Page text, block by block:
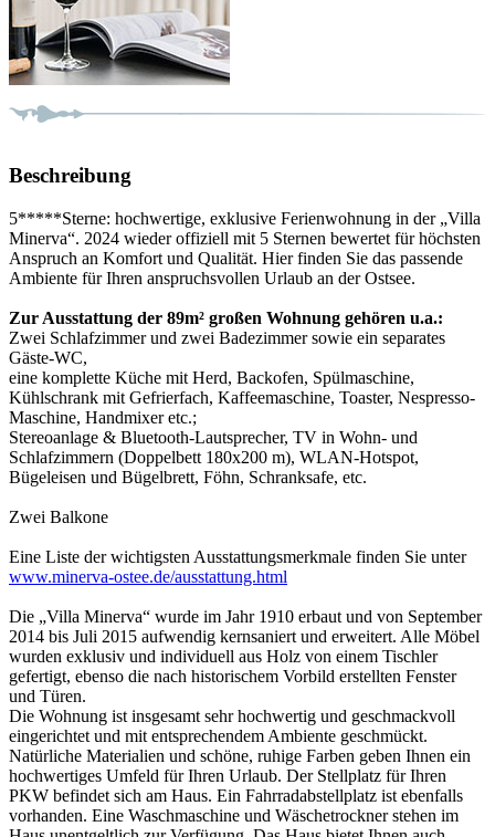
Beschreibung
5*****Sterne: hochwertige, exklusive Ferienwohnung in der „Villa
Minerva“. 2024 wieder offiziell mit 5 Sternen bewertet für höchsten
Anspruch an Komfort und Qualität. Hier finden Sie das passende
Ambiente für Ihren anspruchsvollen Urlaub an der Ostsee.
Zur Ausstattung der 89m² großen Wohnung gehören u.a.:
Zwei Schlafzimmer und zwei Badezimmer sowie ein separates
Gäste-WC,
eine komplette Küche mit Herd, Backofen, Spülmaschine,
Kühlschrank mit Gefrierfach, Kaffeemaschine, Toaster, Nespresso-
Maschine, Handmixer etc.;
Stereoanlage & Bluetooth-Lautsprecher, TV in Wohn- und
Schlafzimmern (Doppelbett 180x200 m), WLAN-Hotspot,
Bügeleisen und Bügelbrett, Föhn, Schranksafe, etc.
Zwei Balkone
Eine Liste der wichtigsten Ausstattungsmerkmale finden Sie unter
www.minerva-ostee.de/ausstattung.html
Die „Villa Minerva“ wurde im Jahr 1910 erbaut und von September
2014 bis Juli 2015 aufwendig kernsaniert und erweitert. Alle Möbel
wurden exklusiv und individuell aus Holz von einem Tischler
gefertigt, ebenso die nach historischem Vorbild erstellten Fenster
und Türen.
Die Wohnung ist insgesamt sehr hochwertig und geschmackvoll
eingerichtet und mit entsprechendem Ambiente geschmückt.
Natürliche Materialien und schöne, ruhige Farben geben Ihnen ein
hochwertiges Umfeld für Ihren Urlaub. Der Stellplatz für Ihren
PKW befindet sich am Haus. Ein Fahrradabstellplatz ist ebenfalls
vorhanden. Eine Waschmaschine und Wäschetrockner stehen im